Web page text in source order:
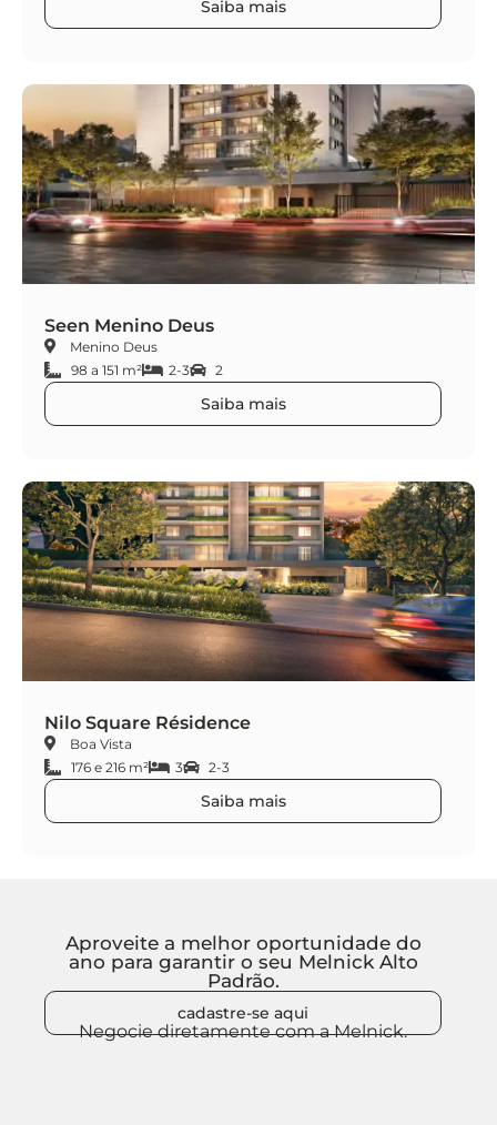
Saiba mais
Seen Menino Deus
Menino Deus
98 a 151 m²
2-3 2
Saiba mais
Nilo Square Résidence
Boa Vista
176 e 216 m²
3 2-3
Saiba mais
Aproveite a melhor oportunidade do
ano para garantir o seu Melnick Alto
Padrão.
cadastre-se aqui
Negocie diretamente com a Melnick.